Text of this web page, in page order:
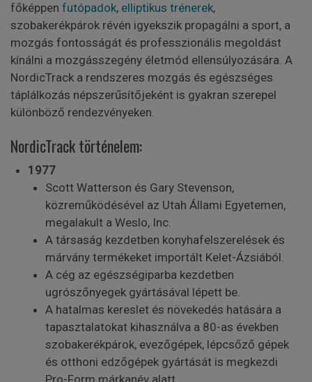
főképpen futópadok, elliptikus trénerek,
szobakerékpárok révén igyekszik propagálni a sport, a
mozgás fontosságát és professzionális megoldást
kínálni a mozgásszegény életmód ellensúlyozására. A
NordicTrack a rendszeres mozgás és egészséges
táplálkozás népszerűsítőjeként is gyakran szerepel
különböző rendezvényeken.
NordicTrack történelem:
1977
Scott Watterson és Gary Stevenson,
közreműködésével az Utah Állami Egyetemen,
megalakult a Weslo, Inc.
A társaság kezdetben konyhafelszerelések és
márvány termékeket importált Kelet-Ázsiából.
A cég az egészségiparba kezdetben
ugrószőnyegek gyártásával lépett be.
A hatalmas kereslet és növekedés hatására a
tapasztalatokat kihasználva a 80-as években
szobakerékpárok, evezőgépek, lépcsőző gépek
és otthoni edzőgépek gyártását is megkezdi
Pro-Form márkanév alatt.